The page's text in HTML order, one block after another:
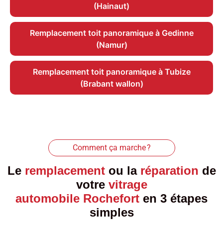
(Hainaut)
Remplacement toit panoramique à Gedinne
(Namur)
Remplacement toit panoramique à Tubize
(Brabant wallon)
Comment ça marche ?
Le remplacementou la réparation de
votre vitrage
automobile Rochefort en 3 étapes
simples